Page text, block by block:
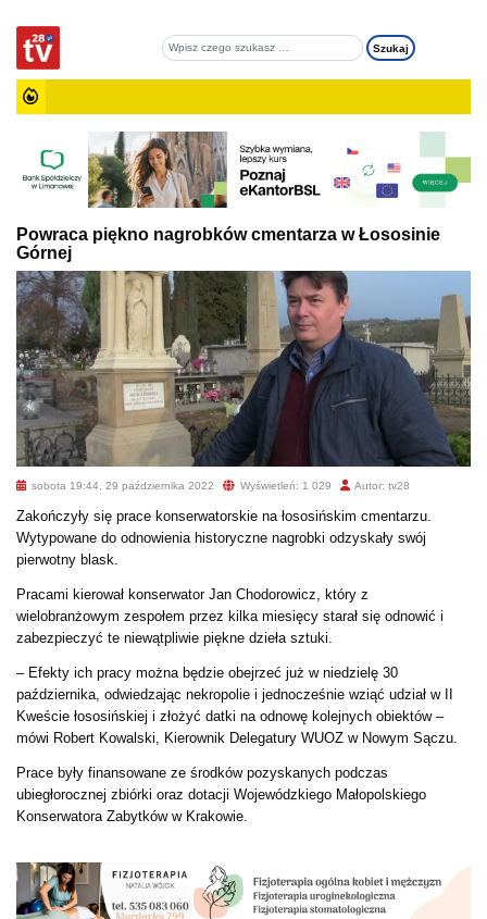
Powraca piękno nagrobków cmentarza w Łososinie
Górnej
sobota 19:44, 29 października 2022 Wyświetleń: 1 029 Autor: tv28
Zakończyły się prace konserwatorskie na łososińskim cmentarzu.
Wytypowane do odnowienia historyczne nagrobki odzyskały swój
pierwotny blask.
Pracami kierował konserwator Jan Chodorowicz, który z
wielobranżowym zespołem przez kilka miesięcy starał się odnowić i
zabezpieczyć te niewątpliwie piękne dzieła sztuki.
– Efekty ich pracy można będzie obejrzeć już w niedzielę 30
października, odwiedzając nekropolie i jednocześnie wziąć udział w II
Kweście łososińskiej i złożyć datki na odnowę kolejnych obiektów –
mówi Robert Kowalski, Kierownik Delegatury WUOZ w Nowym Sączu.
Prace były finansowane ze środków pozyskanych podczas
ubiegłorocznej zbiórki oraz dotacji Wojewódzkiego Małopolskiego
Konserwatora Zabytków w Krakowie.